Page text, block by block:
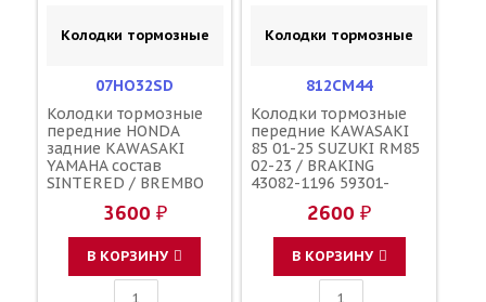
Колодки тормозные
07HO32SD
Колодки тормозные
передние HONDA
задние KAWASAKI
YAMAHA состав
SINTERED / BREMBO
06455-KSE-016 43082-
1205 43082-1241
43082-0043 5PA-
25806-00-00
3600 ₽
В КОРЗИНУ
Колодки тормозные
812CM44
Колодки тормозные
передние KAWASAKI
85 01-25 SUZUKI RM85
02-23 / BRAKING
43082-1196 59301-
2600 ₽
В КОРЗИНУ